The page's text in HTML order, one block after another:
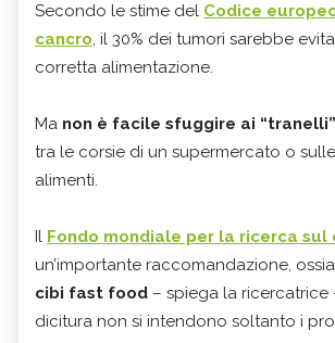
Secondo le stime del Codice
cancro, il 30% dei tumori sarebbe
corretta alimentazione.
Ma non è facile sfuggire ai “tranelli”
tra le corsie di un supermercato o
alimenti.
Il Fondo mondiale per la ricerca sul
un’importante raccomandazione,
cibi fast food – spiega la ricercatrice
dicitura non si intendono soltanto i